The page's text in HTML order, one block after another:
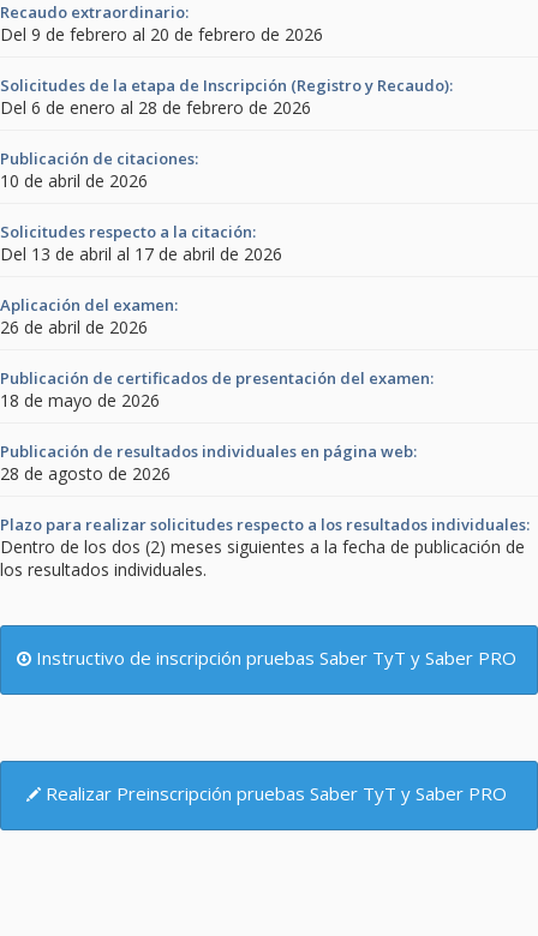
Recaudo extraordinario:
Del 9 de febrero al 20 de febrero de 2026
Solicitudes de la etapa de Inscripción (Registro y Recaudo):
Del 6 de enero al 28 de febrero de 2026
Publicación de citaciones:
10 de abril de 2026
Solicitudes respecto a la citación:
Del 13 de abril al 17 de abril de 2026
Aplicación del examen:
26 de abril de 2026
Publicación de certificados de presentación del examen:
18 de mayo de 2026
Publicación de resultados individuales en página web:
28 de agosto de 2026
Plazo para realizar solicitudes respecto a los resultados individuales:
Dentro de los dos (2) meses siguientes a la fecha de publicación de
los resultados individuales.
Instructivo de inscripción pruebas Saber TyT y Saber PRO
Realizar Preinscripción pruebas Saber TyT y Saber PRO